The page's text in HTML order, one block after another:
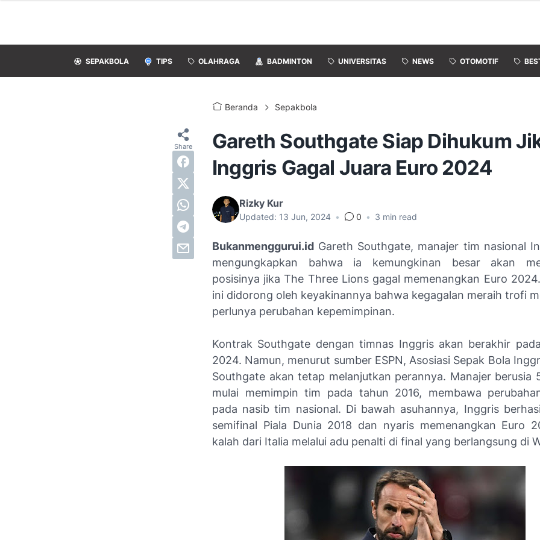
SEPAKBOLA TIPS OLAHRAGA BADMINTON UNIVERSITAS NEWS OTOMOTIF
Beranda Sepakbola
Gareth Southgate Siap Dihukum
Inggris Gagal Juara Euro 2024
Rizky Kur
Updated: 13 Jun, 2024 • 0 • 3 min read
Bukanmenggurui.id Gareth Southgate, manajer tim nasional
mengungkapkan bahwa ia kemungkinan besar akan
posisinya jika The Three Lions gagal memenangkan Euro
ini didorong oleh keyakinannya bahwa kegagalan meraih trofi
perlunya perubahan kepemimpinan.
Kontrak Southgate dengan timnas Inggris akan berakhir
2024. Namun, menurut sumber ESPN, Asosiasi Sepak Bola
Southgate akan tetap melanjutkan perannya. Manajer berusia
mulai memimpin tim pada tahun 2016, membawa
pada nasib tim nasional. Di bawah asuhannya, Inggris
semifinal Piala Dunia 2018 dan nyaris memenangkan Euro
kalah dari Italia melalui adu penalti di final yang berlangsung di